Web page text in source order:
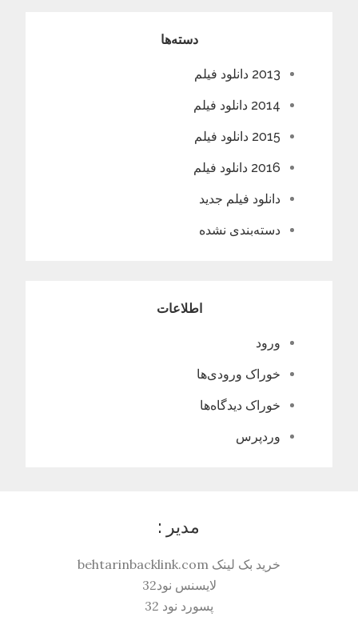
دسته‌ها
2013 دانلود فیلم
2014 دانلود فیلم
2015 دانلود فیلم
2016 دانلود فیلم
دانلود فیلم جدید
دسته‌بندی نشده
اطلاعات
ورود
خوراک ورودی‌ها
خوراک دیدگاه‌ها
وردپرس
مدیر :
خرید بک لینک behtarinbacklink.com
لایسنس نود32
پسورد نود 32